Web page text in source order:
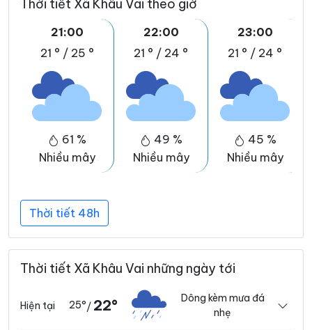
Thời tiết Xã Khâu Vai theo giờ
21:00
21 ° / 25 °
61 %
Nhiều mây
22:00
21 ° / 24 °
49 %
Nhiều mây
23:00
21 ° / 24 °
45 %
Nhiều mây
Thời tiết 48h
Thời tiết Xã Khâu Vai những ngày tới
Hiện tại 25°/ 22°
Dông kèm mưa đá
nhẹ